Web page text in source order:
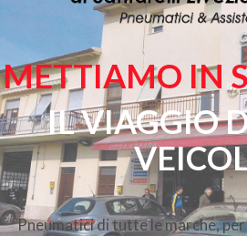
METTIAMO IN
IL VIAGGIO
Pneumatici di tutte le marche,